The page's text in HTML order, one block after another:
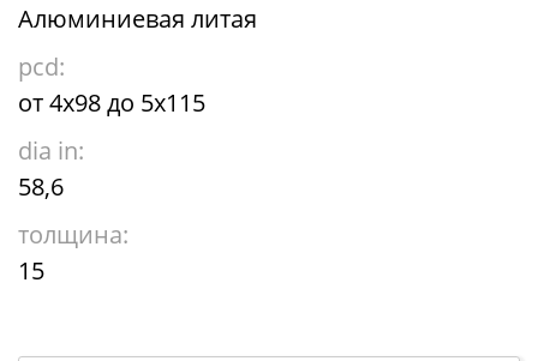
Алюминиевая литая
pcd:
от 4х98 до 5х115
dia in:
58,6
толщина:
15